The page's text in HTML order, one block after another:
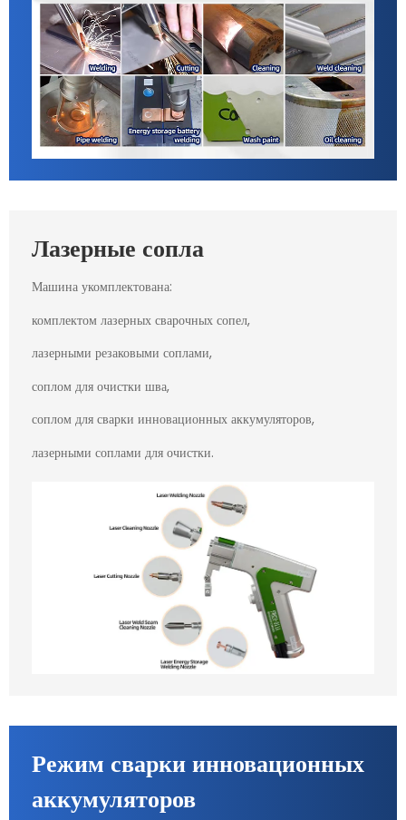
Лазерные сопла
Машина укомплектована:
комплектом лазерных сварочных сопел,
лазерными резаковыми соплами,
соплом для очистки шва,
соплом для сварки инновационных аккумуляторов,
лазерными соплами для очистки.
Режим сварки инновационных
аккумуляторов